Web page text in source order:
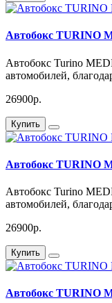
Автобокс TURINO
Автобокс Turino
автомобилей,
26900р.
Купить
Автобокс TURINO
Автобокс Turino
автомобилей,
26900р.
Купить
Автобокс TURINO